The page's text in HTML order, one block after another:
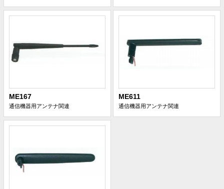
ME167
通信機器用アンテナ関連
ME611
通信機器用アンテナ関連